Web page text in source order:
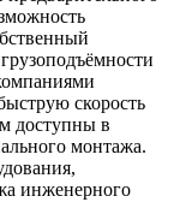
скорость
доступны в
монтажа.
инженерного